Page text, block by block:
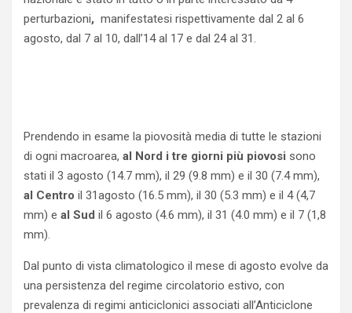
perturbazioni, manifestatesi rispettivamente dal 2 al 6
agosto, dal 7 al 10, dall’14 al 17 e dal 24 al 31.
Prendendo in esame la piovosità media di tutte le stazioni
di ogni macroarea, al Nord i tre giorni più piovosi sono
stati il 3 agosto (14.7 mm), il 29 (9.8 mm) e il 30 (7.4 mm),
al Centro il 31agosto (16.5 mm), il 30 (5.3 mm) e il 4 (4,7
mm) e al Sud il 6 agosto (4.6 mm), il 31 (4.0 mm) e il 7 (1,8
mm).
Dal punto di vista climatologico il mese di agosto evolve da
una persistenza del regime circolatorio estivo, con
prevalenza di regimi anticiclonici associati all’Anticiclone